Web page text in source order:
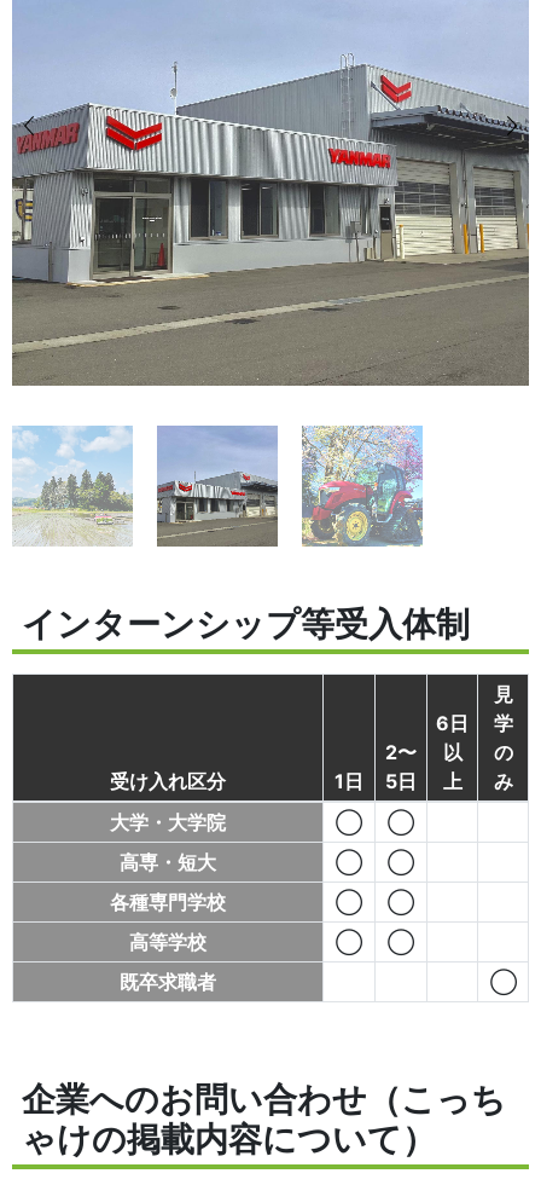
インターンシップ等受入体制
受け入れ区分 1日
2〜
5日
6日
以
上
見
学
の
み
大学・大学院
◯
◯
高専・短大
◯
◯
各種専門学校
◯
◯
高等学校
◯
◯
既卒求職者
◯
企業へのお問い合わせ（こっち
ゃけの掲載内容について）